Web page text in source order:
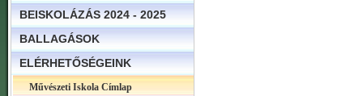
BEISKOLÁZÁS 2024 - 2025
BALLAGÁSOK
ELÉRHETŐSÉGEINK
Művészeti Iskola Címlap